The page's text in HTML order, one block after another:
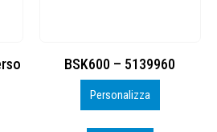
DTF
Personalizza